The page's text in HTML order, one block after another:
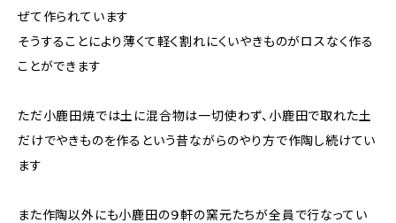
ぜて作られています
そうすることにより薄くて軽く割れにくいやきものがロスなく作る
ことができます
ただ小鹿田焼では土に混合物は一切使わず、小鹿田で取れた土
だけでやきものを作るという昔ながらのやり方で作陶し続けてい
ます
また作陶以外にも小鹿田の９軒の窯元たちが全員で行なってい